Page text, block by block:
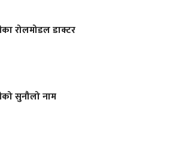
रोलमोडल डाक्टर
सुनौलो नाम